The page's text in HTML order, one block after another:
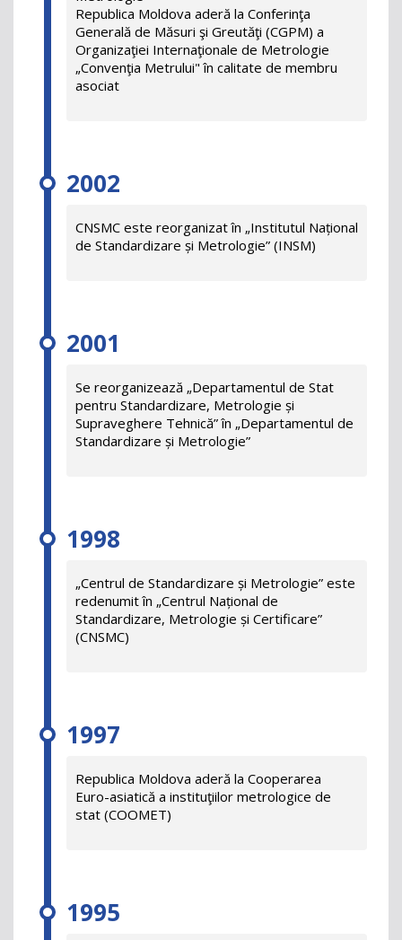
Republica Moldova aderă la Conferinţa
Generală de Măsuri şi Greutăţi (CGPM) a
Organizaţiei Internaţionale de Metrologie
„Convenţia Metrului" în calitate de membru
asociat
2002
CNSMC este reorganizat în „Institutul Național
de Standardizare și Metrologie” (INSM)
2001
Se reorganizează „Departamentul de Stat
pentru Standardizare, Metrologie și
Supraveghere Tehnică” în „Departamentul de
Standardizare și Metrologie”
1998
„Centrul de Standardizare și Metrologie” este
redenumit în „Centrul Național de
Standardizare, Metrologie și Certificare”
(CNSMC)
1997
Republica Moldova aderă la Cooperarea
Euro-asiatică a instituţiilor metrologice de
stat (COOMET)
1995